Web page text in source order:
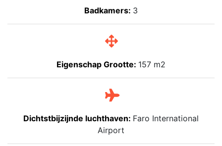
Badkamers: 3
Eigenschap Grootte: 157 m2
Dichtstbijzijnde luchthaven: Faro International
Airport